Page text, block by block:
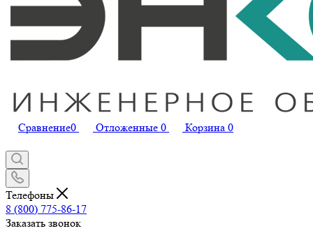
Сравнение0 Отложенные 0 Корзина 0
Телефоны
8 (800) 775-86-17
Заказать звонок